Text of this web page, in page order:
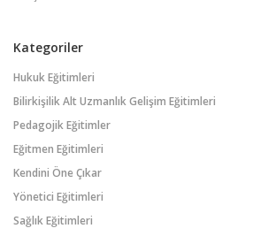
Kategoriler
Hukuk Eğitimleri
Bilirkişilik Alt Uzmanlık Gelişim Eğitimleri
Pedagojik Eğitimler
Eğitmen Eğitimleri
Kendini Öne Çıkar
Yönetici Eğitimleri
Sağlık Eğitimleri